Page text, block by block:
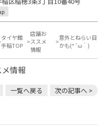
タイヤ館
手稲TOP
店舗お
ススメ
情報
意外とねらい目
かも(*´ω｀)
情報
一覧へ戻る 次の記事へ >